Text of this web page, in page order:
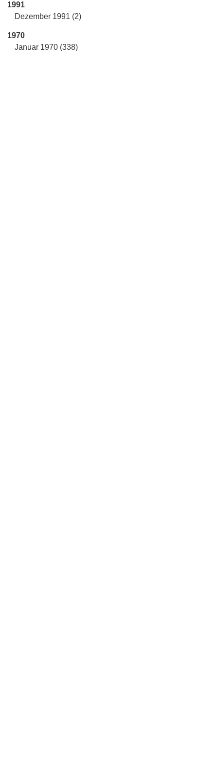
1991
Dezember 1991 (2)
1970
Januar 1970 (338)